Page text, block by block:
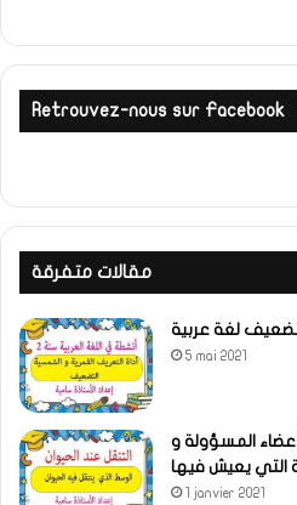
Retrouvez-nous sur Facebook
مقالات متفرقة
لغة عربية
5 mai 2021
المسؤولة و
التي يعيش فيها
1 janvier 2021